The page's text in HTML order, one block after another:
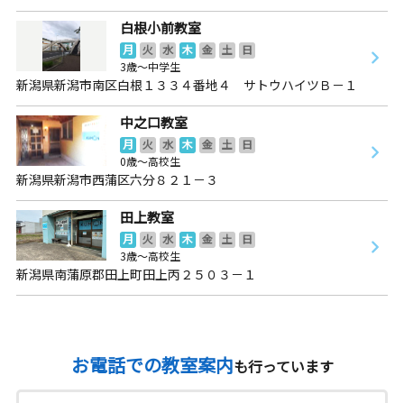
白根小前教室
月 火 水 木 金 土
日
3歳～中学生
新潟県新潟市南区白根１３３４番地４ サトウハイツＢ－１
中之口教室
月 火 水 木 金 土
日
0歳～高校生
新潟県新潟市西蒲区六分８２１－３
田上教室
月 火 水 木 金 土
日
3歳～高校生
新潟県南蒲原郡田上町田上丙２５０３－１
お電話での教室案内も行っています